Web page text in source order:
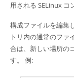
用される SELinux コ
構成ファイルを編集
トリ内の通常のファ
合は、新しい場所の
す。 例: